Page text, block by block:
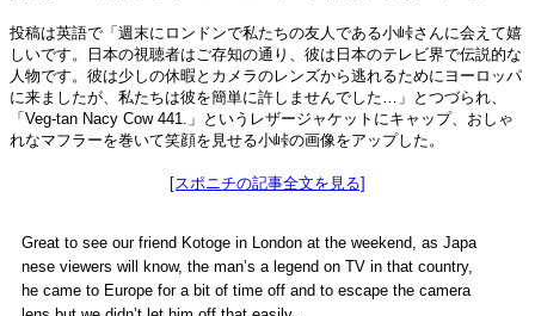
投稿は英語で「週末にロンドンで私たちの友人である小峠さんに会えて嬉
しいです。日本の視聴者はご存知の通り、彼は日本のテレビ界で伝説的な
人物です。彼は少しの休暇とカメラのレンズから逃れるためにヨーロッパ
に来ましたが、私たちは彼を簡単に許しませんでした…」とつづられ、
「Veg-tan Nacy Cow 441.」というレザージャケットにキャップ、おしゃ
れなマフラーを巻いて笑顔を見せる小峠の画像をアップした。
[スポニチの記事全文を見る]
Great to see our friend Kotoge in London at the weekend, as Japa
nese viewers will know, the man’s a legend on TV in that country,
he came to Europe for a bit of time off and to escape the camera